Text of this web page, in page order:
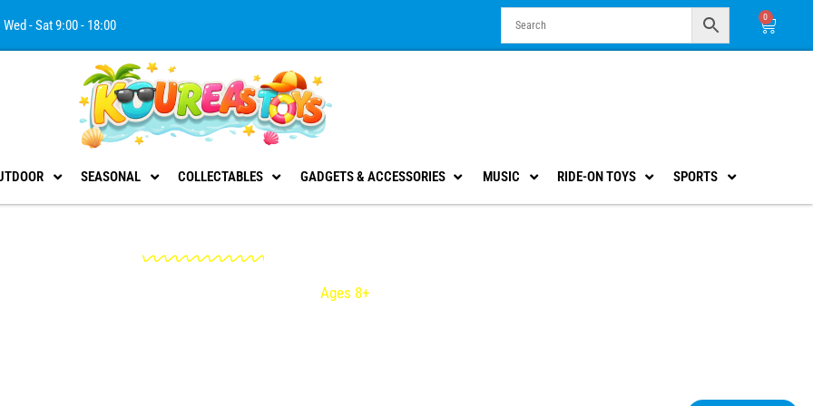
Wed - Sat 9:00 - 18:00 0
Cart
SEASONAL COLLECTABLES GADGETS & ACCESSORIES MUSIC RIDE-ON TOYS SPORTS
Ages 8+